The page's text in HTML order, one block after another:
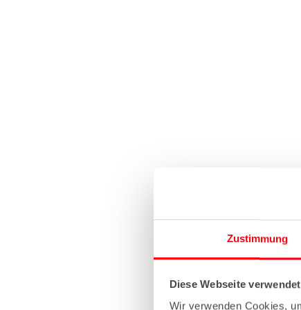
Zustimmung
Diese Webseite
Wir verwenden Cookies,